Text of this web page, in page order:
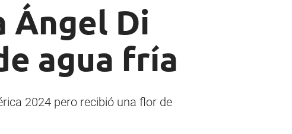
Ángel Di
agua fría
2024 pero recibió una flor de